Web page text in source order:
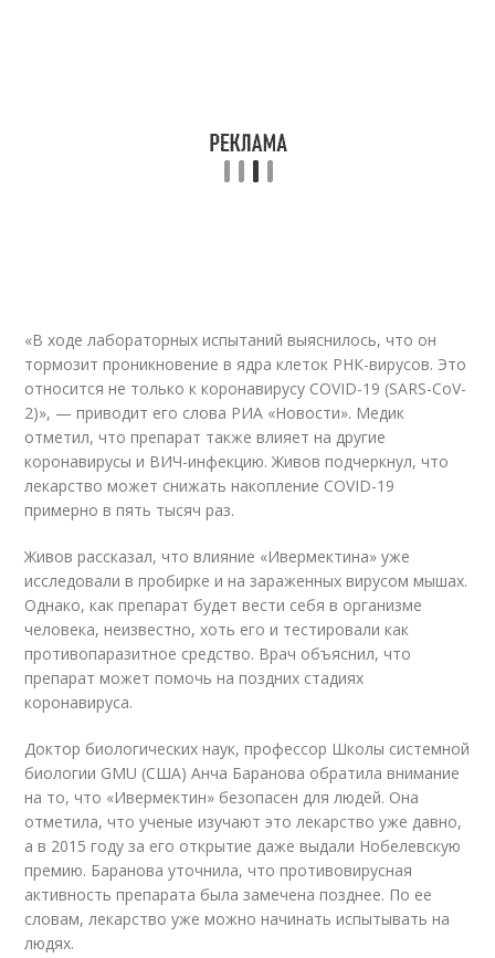
«В ходе лабораторных испытаний выяснилось, что он
тормозит проникновение в ядра клеток РНК-вирусов. Это
относится не только к коронавирусу COVID-19 (SARS-CoV-
2)», — приводит его слова РИА «Новости». Медик
отметил, что препарат также влияет на другие
коронавирусы и ВИЧ-инфекцию. Живов подчеркнул, что
лекарство может снижать накопление COVID-19
примерно в пять тысяч раз.
Живов рассказал, что влияние «Ивермектина» уже
исследовали в пробирке и на зараженных вирусом мышах.
Однако, как препарат будет вести себя в организме
человека, неизвестно, хоть его и тестировали как
противопаразитное средство. Врач объяснил, что
препарат может помочь на поздних стадиях
коронавируса.
Доктор биологических наук, профессор Школы системной
биологии GMU (США) Анча Баранова обратила внимание
на то, что «Ивермектин» безопасен для людей. Она
отметила, что ученые изучают это лекарство уже давно,
а в 2015 году за его открытие даже выдали Нобелевскую
премию. Баранова уточнила, что противовирусная
активность препарата была замечена позднее. По ее
словам, лекарство уже можно начинать испытывать на
людях.